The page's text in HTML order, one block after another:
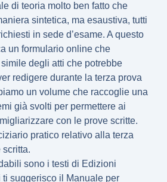
di teoria molto ben fatto che
sintetica, ma esaustiva, tutti
in sede d’esame. A questo
un formulario online che
degli atti che potrebbe
redigere durante la terza prova
un volume che raccoglie una
già svolti per permettere ai
con le prove scritte.
pratico relativo alla terza
scritta.
sono i testi di Edizioni
suggerisco il
Manuale per